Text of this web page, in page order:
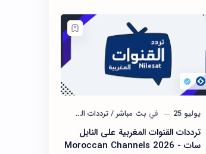
ترددات القنوات المغربية على النايل
سات - Moroccan Channels 2026